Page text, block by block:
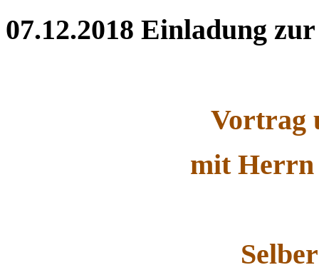
07.12.2018 Einladung
Vortrag
mit Herrn